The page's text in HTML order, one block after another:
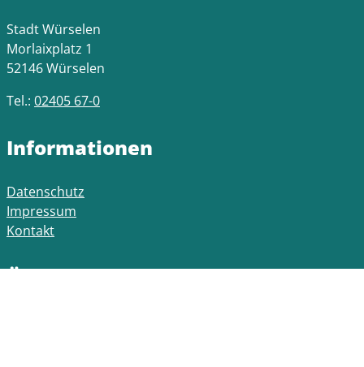
Stadt Würselen
Morlaixplatz 1
52146 Würselen
Tel.: 02405 67-0
Informationen
Datenschutz
Impressum
Kontakt
Öffnungszeiten Rathaus